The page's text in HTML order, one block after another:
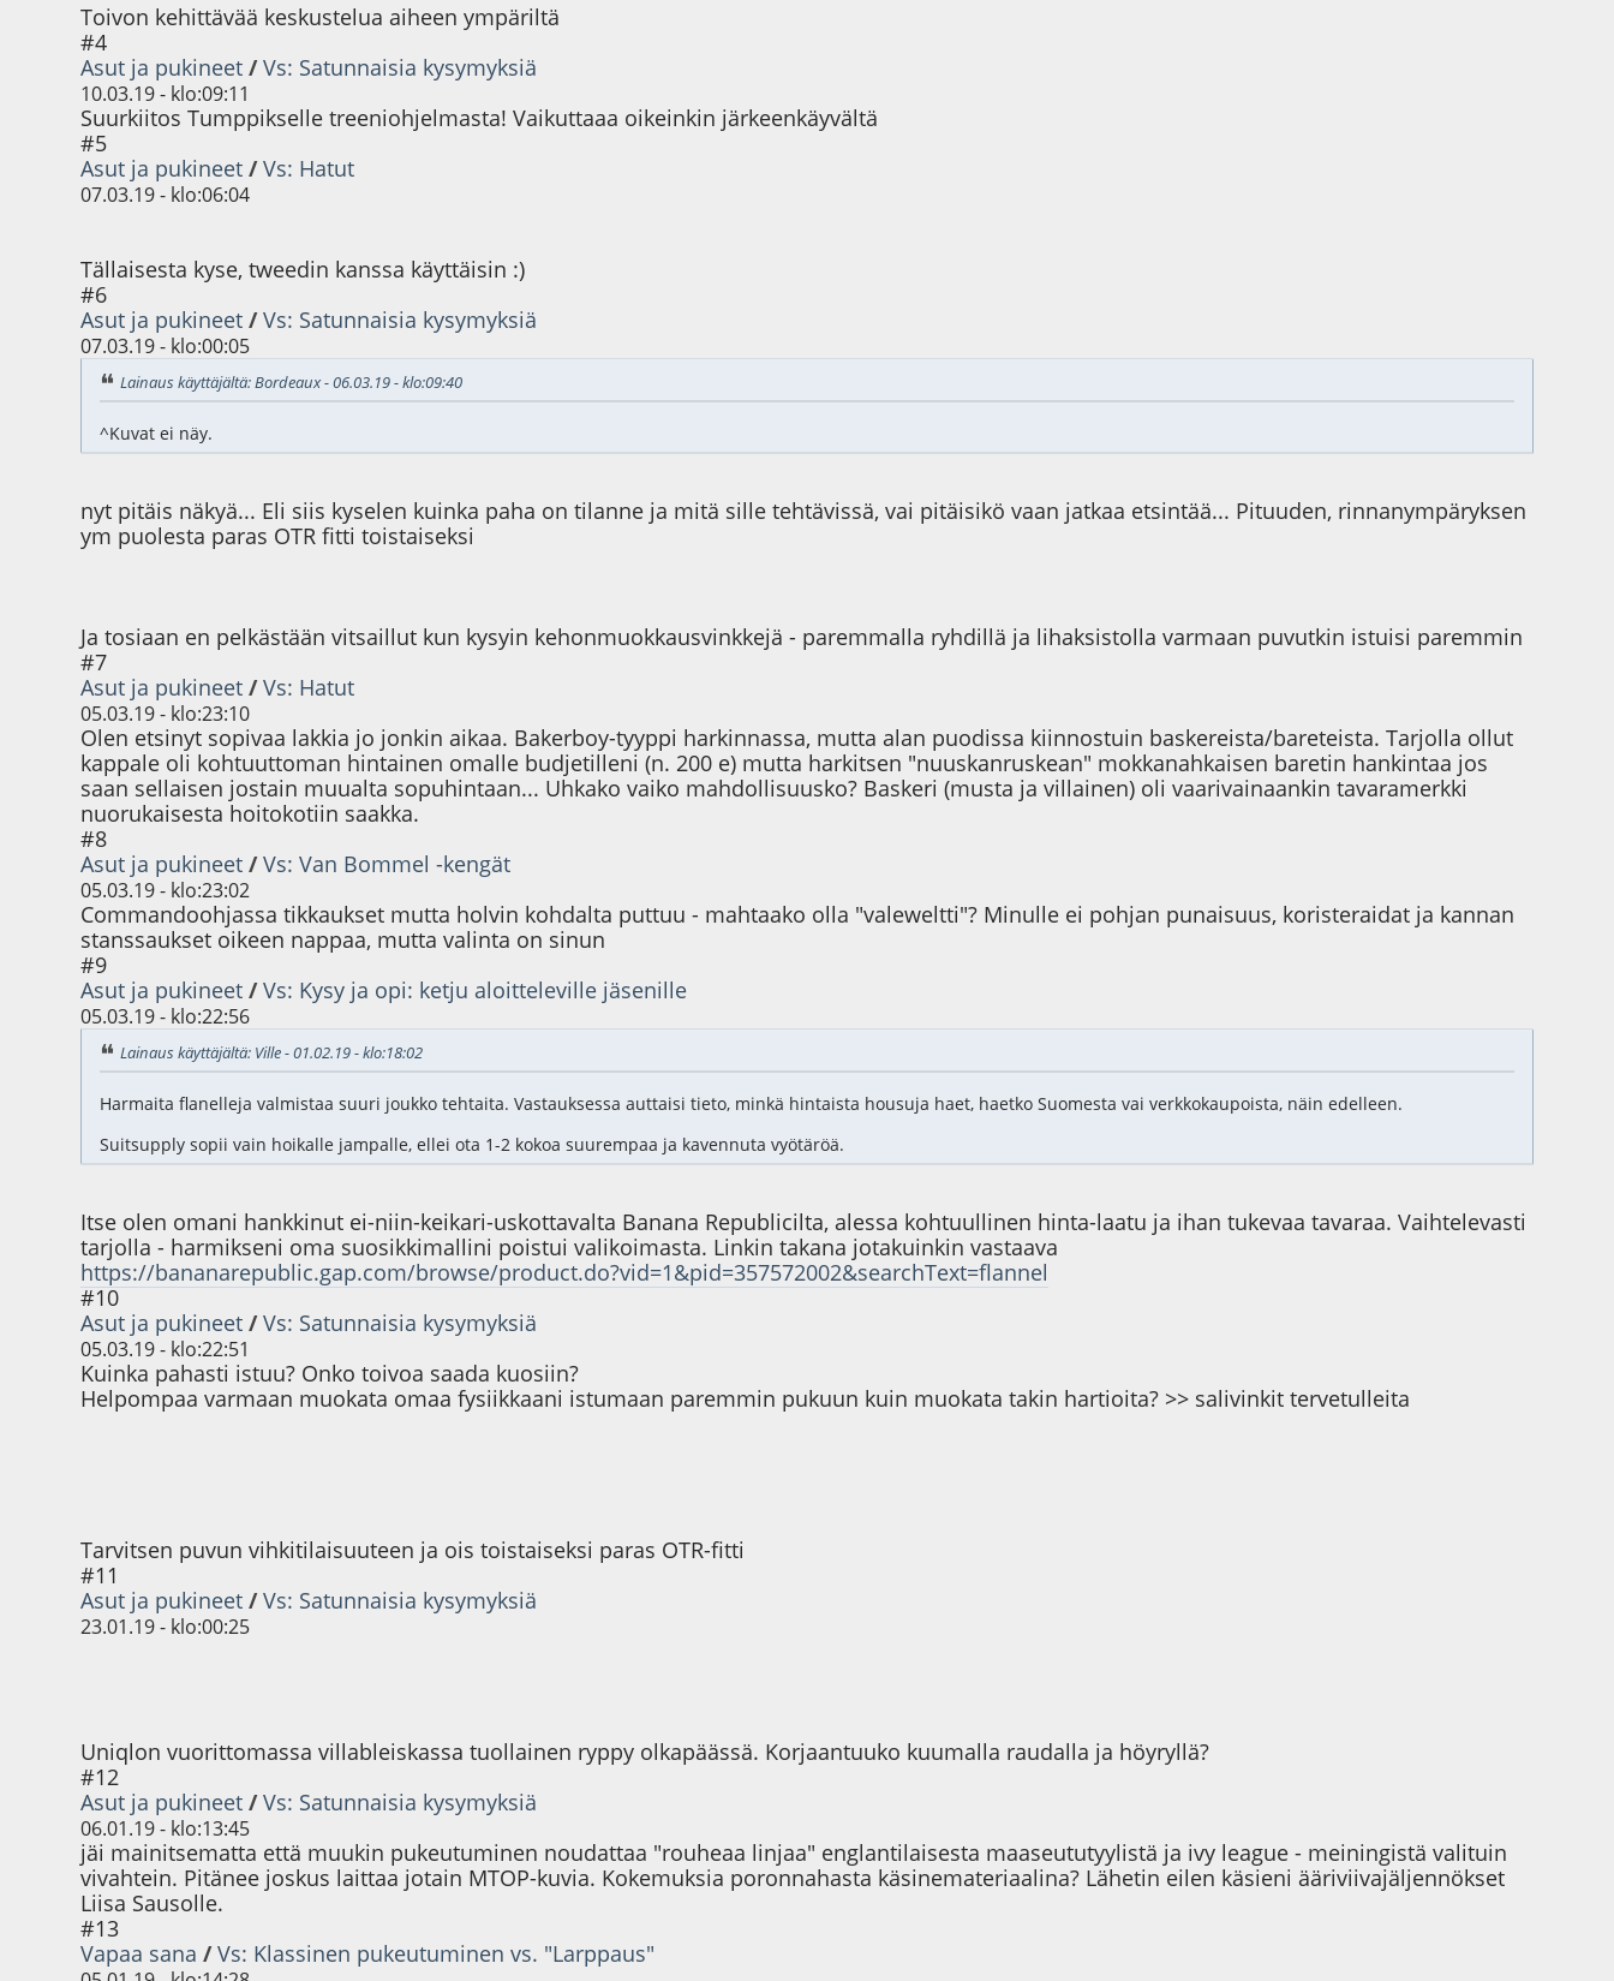
Toivon kehittävää keskustelua aiheen ympäriltä
#4
Asut ja pukineet /Vs: Satunnaisia kysymyksiä
10.03.19 - klo:09:11
Suurkiitos Tumppikselle treeniohjelmasta! Vaikuttaaa oikeinkin järkeenkäyvältä
#5
Asut ja pukineet /Vs: Hatut
07.03.19 - klo:06:04
Tällaisesta kyse, tweedin kanssa käyttäisin :)
#6
Asut ja pukineet /Vs: Satunnaisia kysymyksiä
07.03.19 - klo:00:05
Lainaus käyttäjältä: Bordeaux - 06.03.19 - klo:09:40
^Kuvat ei näy.
nyt pitäis näkyä... Eli siis kyselen kuinka paha on tilanne ja mitä sille tehtävissä, vai pitäisikö vaan jatkaa etsintää... Pituuden, rinnanympäryksen
ym puolesta paras OTR fitti toistaiseksi
Ja tosiaan en pelkästään vitsaillut kun kysyin kehonmuokkausvinkkejä - paremmalla ryhdillä ja lihaksistolla varmaan puvutkin istuisi paremmin
#7
Asut ja pukineet /Vs: Hatut
05.03.19 - klo:23:10
Olen etsinyt sopivaa lakkia jo jonkin aikaa. Bakerboy-tyyppi harkinnassa, mutta alan puodissa kiinnostuin baskereista/bareteista. Tarjolla ollut
kappale oli kohtuuttoman hintainen omalle budjetilleni (n. 200 e) mutta harkitsen "nuuskanruskean" mokkanahkaisen baretin hankintaa jos
saan sellaisen jostain muualta sopuhintaan... Uhkako vaiko mahdollisuusko? Baskeri (musta ja villainen) oli vaarivainaankin tavaramerkki
nuorukaisesta hoitokotiin saakka.
#8
Asut ja pukineet /Vs: Van Bommel -kengät
05.03.19 - klo:23:02
Commandoohjassa tikkaukset mutta holvin kohdalta puttuu - mahtaako olla "valeweltti"? Minulle ei pohjan punaisuus, koristeraidat ja kannan
stanssaukset oikeen nappaa, mutta valinta on sinun
#9
Asut ja pukineet /Vs: Kysy ja opi: ketju aloitteleville jäsenille
05.03.19 - klo:22:56
Lainaus käyttäjältä: Ville - 01.02.19 - klo:18:02
Harmaita flanelleja valmistaa suuri joukko tehtaita. Vastauksessa auttaisi tieto, minkä hintaista housuja haet, haetko Suomesta vai verkkokaupoista, näin edelleen.
Suitsupply sopii vain hoikalle jampalle, ellei ota 1-2 kokoa suurempaa ja kavennuta vyötäröä.
Itse olen omani hankkinut ei-niin-keikari-uskottavalta Banana Republicilta, alessa kohtuullinen hinta-laatu ja ihan tukevaa tavaraa. Vaihtelevasti
tarjolla - harmikseni oma suosikkimallini poistui valikoimasta. Linkin takana jotakuinkin vastaava
https://bananarepublic.gap.com/browse/product.do?vid=1&pid=357572002&searchText=flannel
#10
Asut ja pukineet /Vs: Satunnaisia kysymyksiä
05.03.19 - klo:22:51
Kuinka pahasti istuu? Onko toivoa saada kuosiin?
Helpompaa varmaan muokata omaa fysiikkaani istumaan paremmin pukuun kuin muokata takin hartioita? >> salivinkit tervetulleita
Tarvitsen puvun vihkitilaisuuteen ja ois toistaiseksi paras OTR-fitti
#11
Asut ja pukineet /Vs: Satunnaisia kysymyksiä
23.01.19 - klo:00:25
Uniqlon vuorittomassa villableiskassa tuollainen ryppy olkapäässä. Korjaantuuko kuumalla raudalla ja höyryllä?
#12
Asut ja pukineet /Vs: Satunnaisia kysymyksiä
06.01.19 - klo:13:45
jäi mainitsematta että muukin pukeutuminen noudattaa "rouheaa linjaa" englantilaisesta maaseututyylistä ja ivy league - meiningistä valituin
vivahtein. Pitänee joskus laittaa jotain MTOP-kuvia. Kokemuksia poronnahasta käsinemateriaalina? Lähetin eilen käsieni ääriviivajäljennökset
Liisa Sausolle.
#13
Vapaa sana /Vs: Klassinen pukeutuminen vs. "Larppaus"